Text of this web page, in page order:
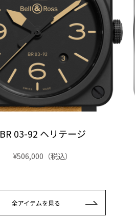
BR 03-92 ヘリテージ
¥506,000 （税込）
全アイテムを見る